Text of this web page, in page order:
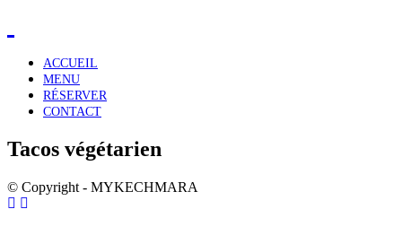
ACCUEIL
MENU
RÉSERVER
CONTACT
Tacos végétarien
© Copyright - MYKECHMARA